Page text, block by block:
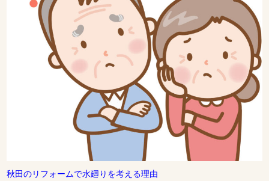
秋田のリフォームで水廻りを考える理由